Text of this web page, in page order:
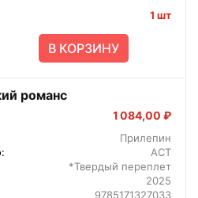
1 шт
В КОРЗИНУ
романс
1 084,00 ₽
Прилепин
АСТ
*Твердый переплет
2025
9785171327033